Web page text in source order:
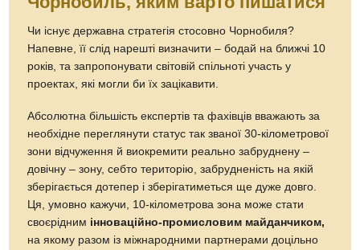
Чи існує державна стратегія стосовно Чорнобиля?
Напевне, її слід нарешті визначити – бодай на ближчі 10
років, та запропонувати світовій спільноті участь у
проектах, які могли би їх зацікавити.
Абсолютна більшість експертів та фахівців вважають за
необхідне переглянути статус так званої 30-кілометрової
зони відчуження й виокремити реально забруднену –
довічну – зону, себто територію, забрудненість на якій
зберігається дотепер і зберігатиметься ще дуже довго.
Ця, умовно кажучи, 10-кілометрова зона може стати
своєрідним інноваційно-промисловим майданчиком,
на якому разом із міжнародними партнерами доцільно